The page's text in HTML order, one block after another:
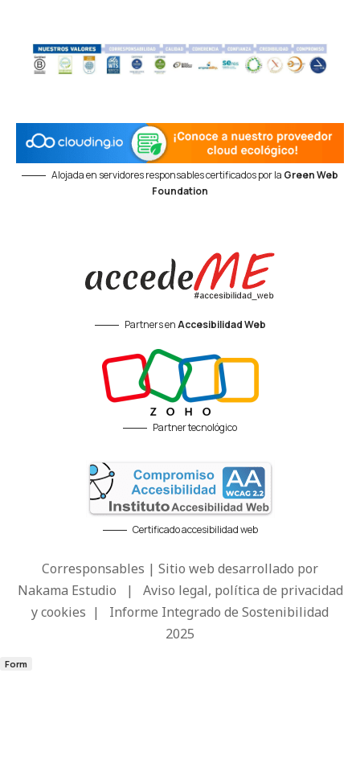
Alojada en servidores responsables certificados por la Green Web
Foundation
Partners enAccesibilidad Web
Partner tecnológico
Certificado accesibilidad web
Corresponsables | Sitio web desarrollado por
Nakama Estudio | Aviso legal, política de privacidad
y cookies | Informe Integrado de Sostenibilidad
2025
Form